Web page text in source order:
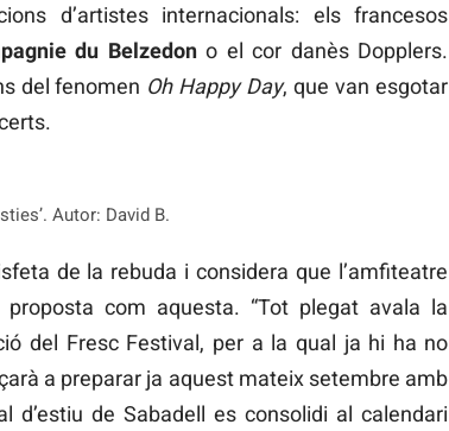
d’artistes internacionals: els francesos
du Belzedono el cor danès Dopplers.
del fenomen Oh Happy Day, que van esgotar
Autor: David B.
de la rebuda i considera que l’amfiteatre
com aquesta. “Tot plegat avala la
del Fresc Festival, per a la qual ja hi ha no
a preparar ja aquest mateix setembre amb
d’estiu de Sabadell es consolidi al calendari